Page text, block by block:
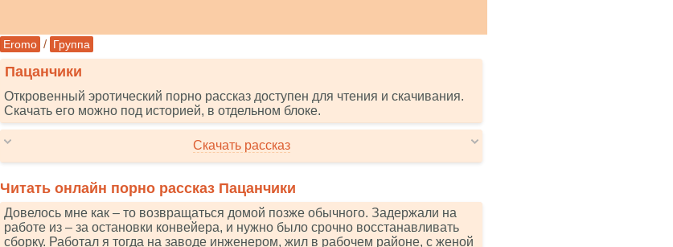
Eromo / Группа
Пацанчики
Откровенный эротический порно рассказ доступен для чтения и скачивания.
Скачать его можно под историей, в отдельном блоке.
Скачать рассказ
Читать онлайн порно рассказ Пацанчики
Довелось мне как – то возвращаться домой позже обычного. Задержали на
работе из – за остановки конвейера, и нужно было срочно восстанавливать
сборку. Работал я тогда на заводе инженером, жил в рабочем районе, с женой